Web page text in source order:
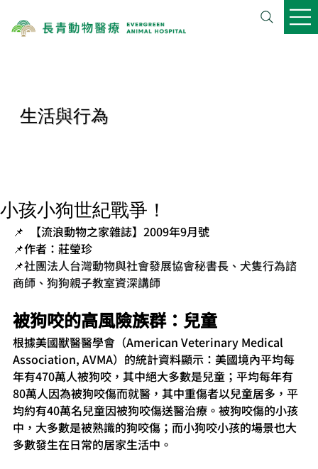
生活與行為
小孩小狗世紀戰爭！
📌  【流浪動物之家雜誌】2009年9月號
📌作者：莊瑩珍
📌社團法人台灣動物與社會發展協會秘書長、犬隻行為諮
商師、狗狗親子教室資深講師
被狗咬的高風險族群：兒童
根據美國獸醫醫學會（American Veterinary Medical
Association, AVMA）的統計資料顯示：美國境內平均每
年有470萬人被狗咬，其中絕大多數是兒童；平均每年有
80萬人因為被狗咬傷而就醫，其中重傷者以兒童居多，平
均約有40萬名兒童因被狗咬傷送醫治療。被狗咬傷的小孩
中，大多數是被熟識的狗咬傷；而小狗咬小孩的場景也大
多數發生在日常的居家生活中。